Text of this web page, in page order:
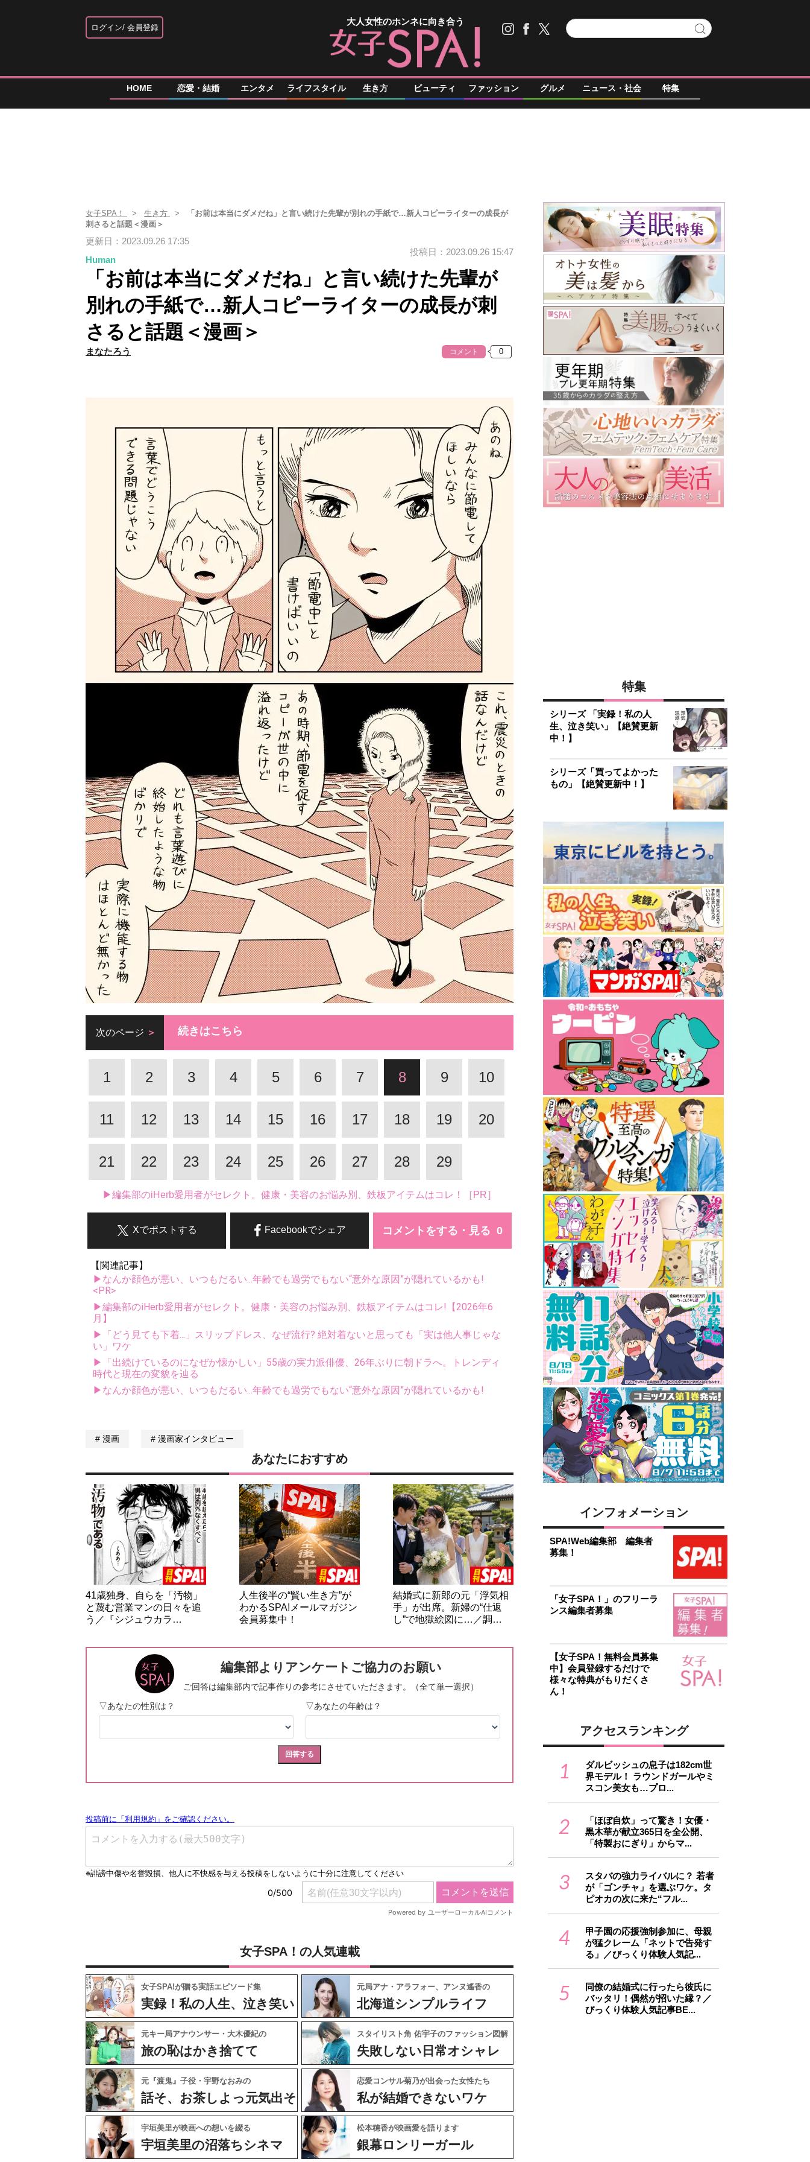
ログイン 会員登録
大人女性のホンネに向き合う
HOME 恋愛・結婚 エンタメ ライフスタイル 生き方 ビューティ ファッション グルメ ニュース・社会 特集
女子SPA！ 生き方
「お前は本当にダメだね」と言い続けた先輩が別れの手紙で…新人コピーライターの成長が
刺さると話題＜漫画＞
更新日：2023.09.26 17:35
Human
投稿日：2023.09.26 15:47
「お前は本当にダメだね」と言い続けた先輩が
別れの手紙で…新人コピーライターの成長が刺
さると話題＜漫画＞
まなたろう コメント
次のページ 続きはこちら
1 2 3 4 5 6 7 8 9 10
11 12 13 14 15 16 17 18 19 20
21 22 23 24 25 26 27 28 29
▶編集部のiHerb愛用者がセレクト。健康・美容のお悩み別、鉄板アイテムはコレ！［PR］
コメントをする・見る
Facebookでシェア
Xでポストする
【関連記事】
▶なんか顔色が悪い、いつもだるい...年齢でも過労でもない“意外な原因”が隠れているかも!
<PR>
▶編集部のiHerb愛用者がセレクト。健康・美容のお悩み別、鉄板アイテムはコレ!【2026年6
月】
▶「どう見ても下着...」スリップドレス、なぜ流行? 絶対着ないと思っても「実は他人事じゃな
い」ワケ
▶「出続けているのになぜか懐かしい」55歳の実力派俳優、26年ぶりに朝ドラへ。トレンディ
時代と現在の変貌を辿る
▶なんか顔色が悪い、いつもだるい...年齢でも過労でもない“意外な原因”が隠れているかも!
漫画 漫画家インタビュー
あなたにおすすめ
41歳独身、自らを「汚物」
と蔑む営業マンの日々を追
う／『シジュウカラ…
人生後半の“賢い生き方”が
わかるSPA!メールマガジン
会員募集中！
結婚式に新郎の元「浮気相
手」が出席。新婦の“仕返
し”で地獄絵図に…／調…
女子SPA！の人気連載
女子SPA!が贈る実話エピソード集
実録！私の人生、泣き笑い
元局アナ・アラフォー、アンヌ遙香の
北海道シンプルライフ
元キー局アナウンサー・大木優紀の
旅の恥はかき捨てて
スタイリスト角 佑宇子のファッション図解
失敗しない日常オシャレ
元『渡鬼』子役・宇野なおみの
話そ、お茶しよっ元気出そ
恋愛コンサル菊乃が出会った女性たち
私が結婚できないワケ
宇垣美里が映画への想いを綴る
宇垣美里の沼落ちシネマ
松本穂香が映画愛を語ります
銀幕ロンリーガール
特集
シリーズ 「実録！私の人
生、泣き笑い」【絶賛更新
中！】
シリーズ「買ってよかった
もの」【絶賛更新中！】
インフォメーション
SPA!Web編集部 編集者
募集！
「女子SPA！」のフリーラ
ンス編集者募集
【女子SPA！無料会員募集
中】会員登録するだけで
様々な特典がもりだくさ
ん！
アクセスランキング
1
ダルビッシュの息子は182cm世
界モデル！ ラウンドガールやミ
スコン美女も…プロ...
2
「ほぼ自炊」って驚き！女優・
黒木華が献立365日を全公開、
「特製おにぎり」からマ...
3
スタバの強力ライバルに？ 若者
が「ゴンチャ」を選ぶワケ。タ
ピオカの次に来た“フル...
4
甲子園の応援強制参加に、母親
が猛クレーム「ネットで告発す
る」／びっくり体験人気記...
5
同僚の結婚式に行ったら彼氏に
バッタリ！偶然が招いた縁？／
びっくり体験人気記事BE...